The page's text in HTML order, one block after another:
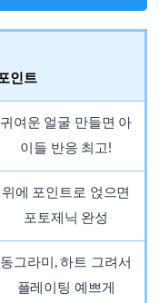
인트
귀여운 얼굴 만들면 아
이들 반응 최고!
위에 포인트로 얹으면
포토제닉 완성
동그라미, 하트 그려서
플레이팅 예쁘게